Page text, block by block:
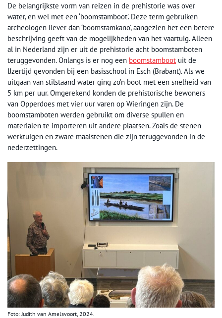
De belangrijkste vorm van reizen in de prehistorie was over
water, en wel met een ‘boomstamboot’. Deze term gebruiken
archeologen liever dan ‘boomstamkano’, aangezien het een betere
beschrijving geeft van de mogelijkheden van het vaartuig. Alleen
al in Nederland zijn er uit de prehistorie acht boomstamboten
teruggevonden. Onlangs is er nog een boomstamboot uit de
IJzertijd gevonden bij een basisschool in Esch (Brabant). Als we
uitgaan van stilstaand water ging zo’n boot met een snelheid van
5 km per uur. Omgerekend konden de prehistorische bewoners
van Opperdoes met vier uur varen op Wieringen zijn. De
boomstamboten werden gebruikt om diverse spullen en
materialen te importeren uit andere plaatsen. Zoals de stenen
werktuigen en zware maalstenen die zijn teruggevonden in de
nederzettingen.
Foto: Judith van Amelsvoort, 2024.